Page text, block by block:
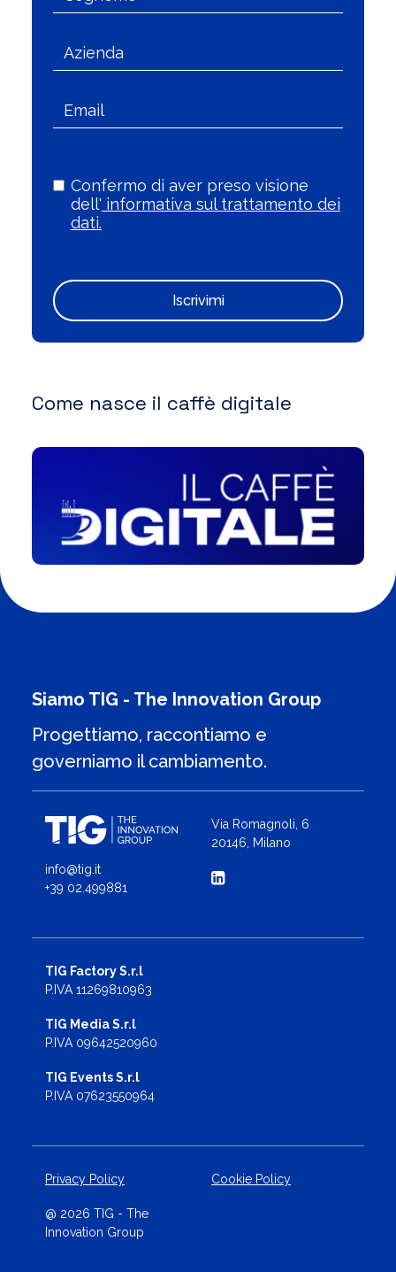
Confermo di aver preso visione
dell' informativa sul trattamento dei
dati.
Iscrivimi
Come nasce il caffè digitale
Siamo TIG - The Innovation Group
Progettiamo, raccontiamo e
governiamo il cambiamento.
info@tig.it
+39 02.499881
Via Romagnoli, 6
20146, Milano
TIG Factory S.r.l
P.IVA 11269810963
TIG Media S.r.l
P.IVA 09642520960
TIG Events S.r.l
P.IVA 07623550964
Privacy Policy Cookie Policy
@ 2026 TIG - The
Innovation Group